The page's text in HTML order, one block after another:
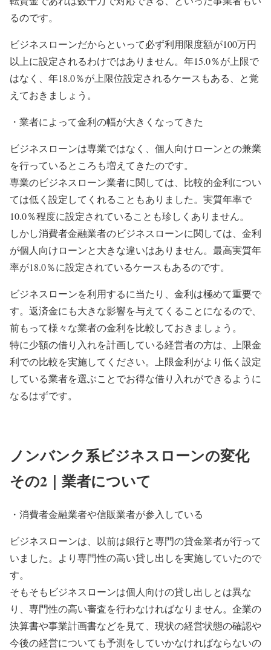
るのです。
ビジネスローンだからといって必ず利用限度額が100万円
以上に設定されるわけではありません。年15.0％が上限で
はなく、年18.0％が上限位設定されるケースもある、と覚
えておきましょう。
・業者によって金利の幅が大きくなってきた
ビジネスローンは専業ではなく、個人向けローンとの兼業
を行っているところも増えてきたのです。
専業のビジネスローン業者に関しては、比較的金利につい
ては低く設定してくれることもありました。実質年率で
10.0％程度に設定されていることも珍しくありません。
しかし消費者金融業者のビジネスローンに関しては、金利
が個人向けローンと大きな違いはありません。最高実質年
率が18.0％に設定されているケースもあるのです。
ビジネスローンを利用するに当たり、金利は極めて重要で
す。返済金にも大きな影響を与えてくることになるので、
前もって様々な業者の金利を比較しておきましょう。
特に少額の借り入れを計画している経営者の方は、上限金
利での比較を実施してください。上限金利がより低く設定
している業者を選ぶことでお得な借り入れができるように
なるはずです。
ノンバンク系ビジネスローンの変化
その2｜業者について
・消費者金融業者や信販業者が参入している
ビジネスローンは、以前は銀行と専門の貸金業者が行って
いました。より専門性の高い貸し出しを実施していたので
す。
そもそもビジネスローンは個人向けの貸し出しとは異な
り、専門性の高い審査を行わなければなりません。企業の
決算書や事業計画書などを見て、現状の経営状態の確認や
今後の経営についても予測をしていかなければならないの